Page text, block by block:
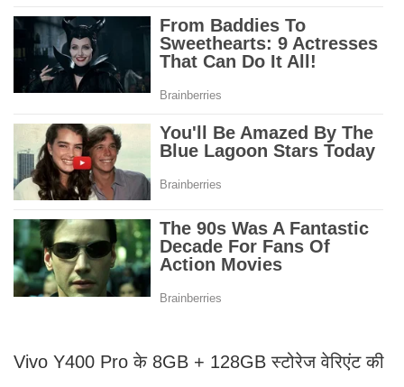
Vivo Y400 Pro के 8GB + 128GB स्टोरेज वेरिएंट की